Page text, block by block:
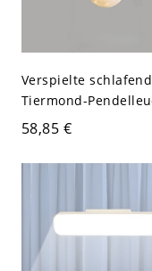
Verspielte
Tiermond-
weiche
Kinderzimmer-
58,85 €